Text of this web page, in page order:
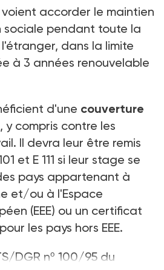
accorder le maintien
sociale pendant toute la
dans la limite
à 3 années renouvelable
d'une couverture
, y compris contre les
Il devra leur être remis
et E 111 si leur stage se
pays appartenant à
et/ou à l'Espace
(EEE) ou un certificat
les pays hors EEE.
DGR nº 100/95 du